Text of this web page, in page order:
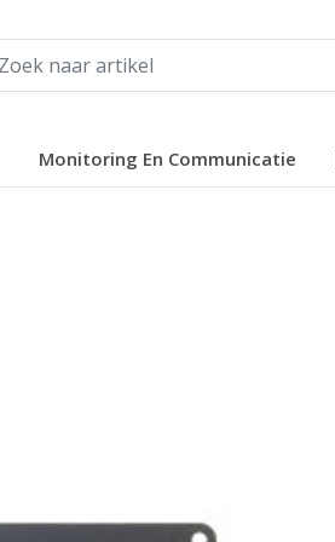
Monitoring En Communicatie